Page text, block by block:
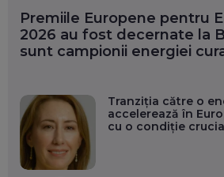
Premiile Europene pentru
2026 au fost decernate la
sunt campionii energiei
Tranziția către o
accelerează în
cu o condiție